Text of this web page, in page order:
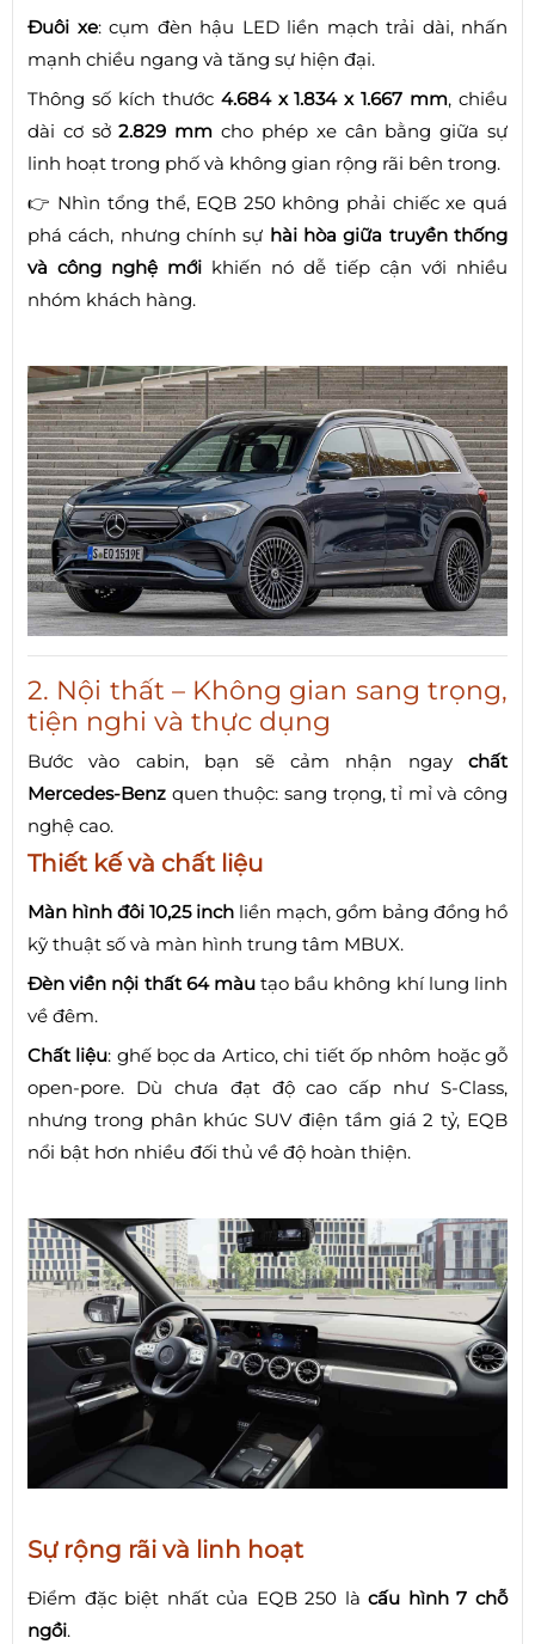
Đuôi xe: cụm đèn hậu LED liền mạch trải dài, nhấn
mạnh chiều ngang và tăng sự hiện đại.
Thông số kích thước 4.684 x 1.834 x 1.667 mm, chiều
dài cơ sở2.829 mm cho phép xe cân bằng giữa sự
linh hoạt trong phố và không gian rộng rãi bên trong.
👉 Nhìn tổng thể, EQB 250 không phải chiếc xe quá
phá cách, nhưng chính sự hài hòa giữa truyền thống
và công nghệ mới khiến nó dễ tiếp cận với nhiều
nhóm khách hàng.
2. Nội thất – Không gian sang trọng,
tiện nghi và thực dụng
Bước vào cabin, bạn sẽ cảm nhận ngay chất
Mercedes-Benz quen thuộc: sang trọng, tỉ mỉ và công
nghệ cao.
Thiết kế và chất liệu
Màn hình đôi 10,25 inch liền mạch, gồm bảng đồng hồ
kỹ thuật số và màn hình trung tâm MBUX.
Đèn viền nội thất 64 màutạo bầu không khí lung linh
về đêm.
Chất liệu: ghế bọc da Artico, chi tiết ốp nhôm hoặc gỗ
open-pore. Dù chưa đạt độ cao cấp như S-Class,
nhưng trong phân khúc SUV điện tầm giá 2 tỷ, EQB
nổi bật hơn nhiều đối thủ về độ hoàn thiện.
Sự rộng rãi và linh hoạt
Điểm đặc biệt nhất của EQB 250 làcấu hình 7 chỗ
ngồi.